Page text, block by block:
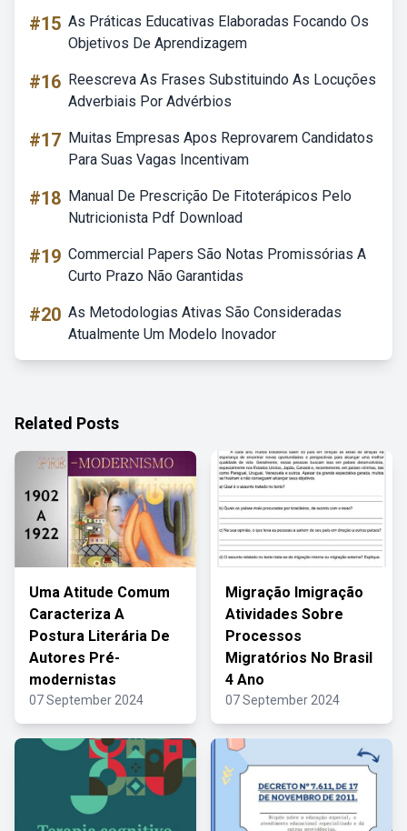
#15 As Práticas Educativas Elaboradas Focando Os
Objetivos De Aprendizagem
#16 Reescreva As Frases Substituindo As Locuções
Adverbiais Por Advérbios
#17 Muitas Empresas Apos Reprovarem Candidatos
Para Suas Vagas Incentivam
#18 Manual De Prescrição De Fitoterápicos Pelo
Nutricionista Pdf Download
#19 Commercial Papers São Notas Promissórias A
Curto Prazo Não Garantidas
#20 As Metodologias Ativas São Consideradas
Atualmente Um Modelo Inovador
Related Posts
Uma Atitude Comum
Caracteriza A
Postura Literária De
Autores Pré-
modernistas
07 September 2024
Migração Imigração
Atividades Sobre
Processos
Migratórios No Brasil
4 Ano
07 September 2024